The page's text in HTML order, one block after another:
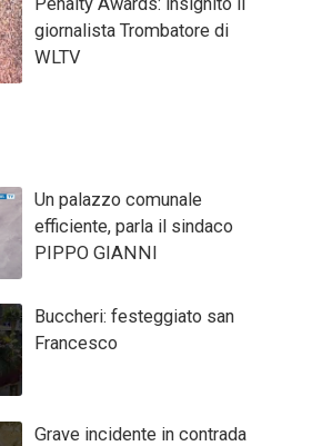
giornalista Trombatore di
WLTV
Un palazzo comunale
efficiente, parla il sindaco
PIPPO GIANNI
Buccheri: festeggiato san
Francesco
Grave incidente in contrada